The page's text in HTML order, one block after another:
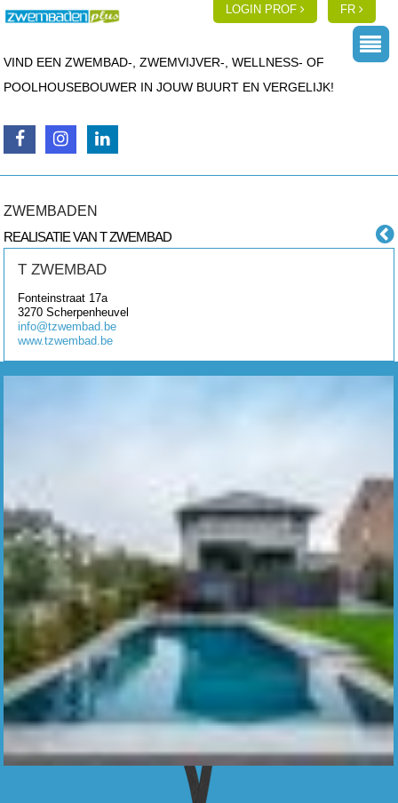
LOGIN PROF FR
VIND EEN ZWEMBAD-, ZWEMVIJVER-, WELLNESS- OF
POOLHOUSEBOUWER IN JOUW BUURT EN VERGELIJK!
ZWEMBADEN
REALISATIE VAN T ZWEMBAD
T ZWEMBAD
Fonteinstraat 17a
3270Scherpenheuvel
info@tzwembad.be
www.tzwembad.be